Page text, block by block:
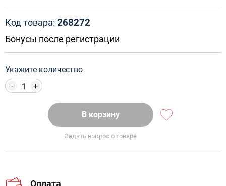
Код товара: 268272
Бонусы после регистрации
Укажите количество
+
-
В корзину
Задать вопрос о товаре
Оплата